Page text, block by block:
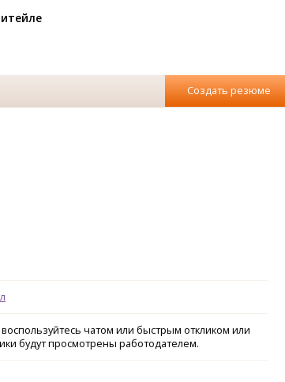
Создать резюме
чатом или быстрым откликом или
будут просмотрены работодателем.